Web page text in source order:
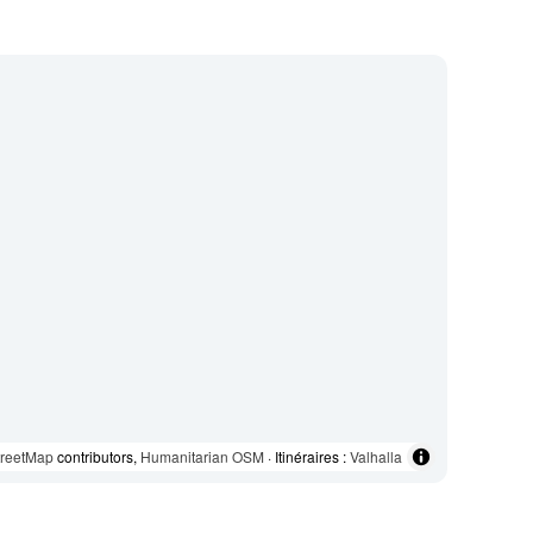
contributors, Humanitarian OSM · Itinéraires :Valhalla